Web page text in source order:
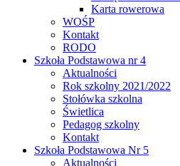
Karta rowerowa
WOŚP
Kontakt
RODO
Szkoła Podstawowa nr 4
Aktualności
Rok szkolny 2021/2022
Stołówka szkolna
Świetlica
Pedagog szkolny
Kontakt
Szkoła Podstawowa Nr 5
Aktualności